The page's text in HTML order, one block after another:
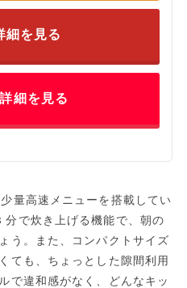
細を見る
細を見る
量高速メニューを搭載してい
で炊き上げる機能で、朝の
う。また、コンパクトサイズ
ても、ちょっとした隙間利用
で違和感がなく、どんなキッ